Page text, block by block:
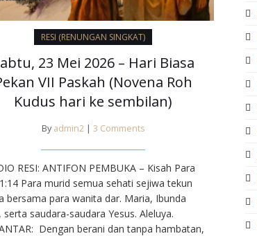
RESI (RENUNGAN SINGKAT)
23 Mei 2026 – Hari Biasa
VII Paskah (Novena Roh
Kudus hari ke sembilan)
By admin2 | 3 Comments
RESI: ANTIFON PEMBUKA – Kisah Para
Para murid semua sehati sejiwa tekun
bersama para wanita dar. Maria, Ibunda
serta saudara-saudara Yesus. Aleluya.
Dengan berani dan tanpa hambatan,